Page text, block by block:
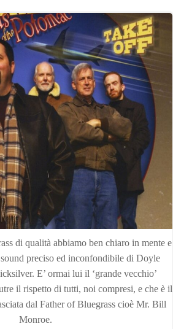
di qualità abbiamo ben chiaro in mente e
preciso ed inconfondibile di Doyle
E’ ormai lui il ‘grande vecchio’
il rispetto di tutti, noi compresi, e che è il
dal Father of Bluegrass cioè Mr. Bill
Monroe.